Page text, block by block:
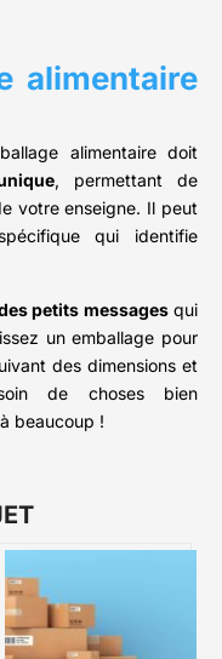
alimentaire
alimentaire doit
, permettant de
votre enseigne. Il peut
qui identifie
petits messagesqui
un emballage pour
des dimensions et
de choses bien
beaucoup !